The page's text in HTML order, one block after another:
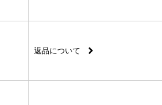
返品について